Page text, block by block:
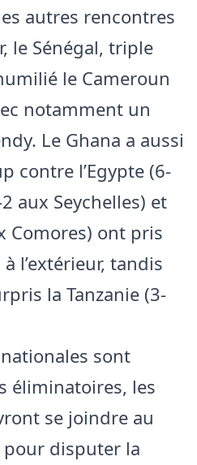
autres rencontres
le Sénégal, triple
le Cameroun
notamment un
Le Ghana a aussi
contre l’Egypte (6-
aux Seychelles) et
Comores) ont pris
l’extérieur, tandis
la Tanzanie (3-
sont
éliminatoires, les
se joindre au
disputer la